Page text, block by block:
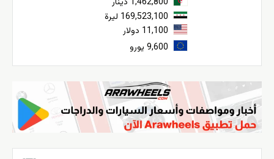
169,523,100 ليرة
11,100 دولار
9,600 يورو